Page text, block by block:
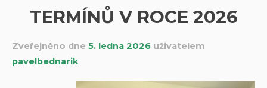
TERMÍNŮ V ROCE 2026
Zveřejněno dne 5. ledna 2026 uživatelem
pavelbednarik